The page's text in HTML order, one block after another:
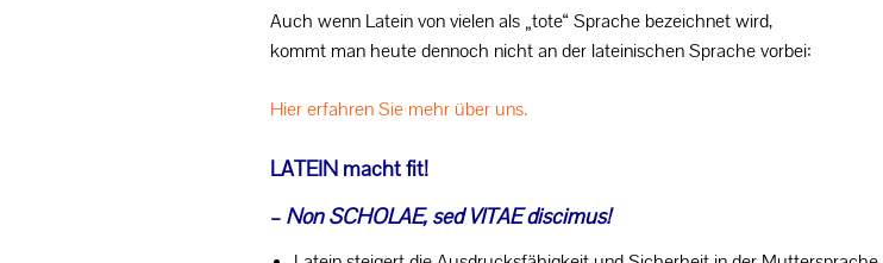
Auch wenn Latein von vielen als „tote“ Sprache bezeichnet wird,
kommt man heute dennoch nicht an der lateinischen Sprache vorbei:
Hier erfahren Sie mehr über uns.
LATEIN macht fit!
– Non SCHOLAE, sed VITAE discimus!
LemaS - Leistung macht Schule
Medien- und Methodencurriculum